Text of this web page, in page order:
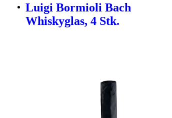
Luigi Bormioli Bach
Whiskyglas, 4 Stk.